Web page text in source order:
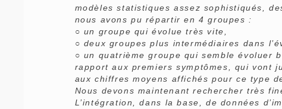
modèles statistiques assez sophistiqués,
nous avons pu répartir en 4 groupes :
○ un groupe qui évolue très vite,
○ deux groupes plus intermédiaires dans
○ un quatrième groupe qui semble évoluer
rapport aux premiers symptômes, qui vont
aux chiffres moyens affichés pour ce type
Nous devons maintenant rechercher très
L’intégration, dans la base, de données